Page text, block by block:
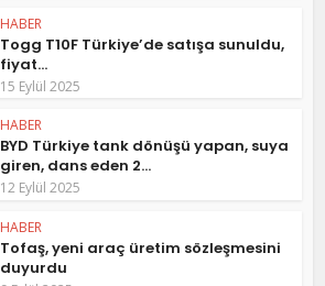
HABER
Togg T10F Türkiye’de satışa sunuldu,
fiyat...
15 Eylül 2025
HABER
BYD Türkiye tank dönüşü yapan, suya
giren, dans eden 2...
12 Eylül 2025
HABER
Tofaş, yeni araç üretim sözleşmesini
duyurdu